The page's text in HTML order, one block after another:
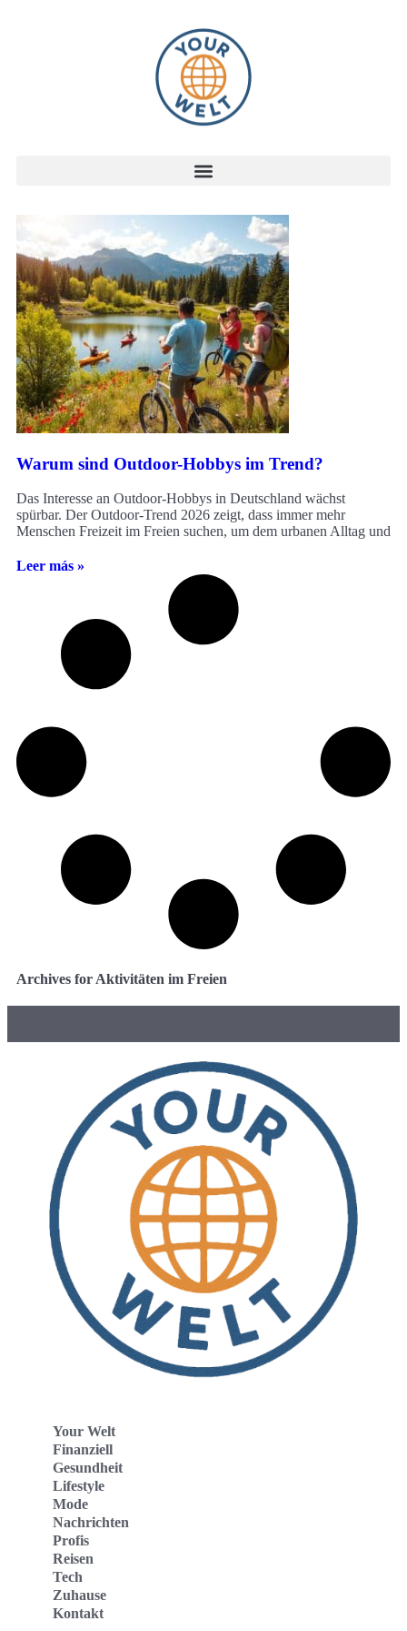
Warum sind Outdoor-Hobbys im Trend?
Das Interesse an Outdoor-Hobbys in Deutschland wächst
spürbar. Der Outdoor-Trend 2026 zeigt, dass immer mehr
Menschen Freizeit im Freien suchen, um dem urbanen Alltag und
Leer más »
Archives for Aktivitäten im Freien
Your Welt
Finanziell
Gesundheit
Lifestyle
Mode
Nachrichten
Profis
Reisen
Tech
Zuhause
Kontakt